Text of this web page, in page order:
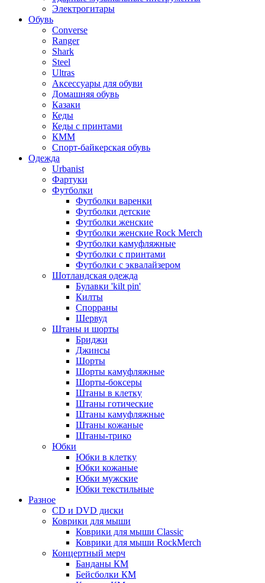
Электрогитары
Обувь
Converse
Ranger
Shark
Steel
Ultras
Аксессуары для обуви
Домашняя обувь
Казаки
Кеды
Кеды с принтами
КММ
Спорт-байкерская обувь
Одежда
Urbanist
Фартуки
Футболки
Футболки варенки
Футболки детские
Футболки женские
Футболки женские Rock Merch
Футболки камуфляжные
Футболки с принтами
Футболки с эквалайзером
Шотландская одежда
Булавки 'kilt pin'
Килты
Спорраны
Шервуд
Штаны и шорты
Бриджи
Джинсы
Шорты
Шорты камуфляжные
Шорты-боксеры
Штаны в клетку
Штаны готические
Штаны камуфляжные
Штаны кожаные
Штаны-трико
Юбки
Юбки в клетку
Юбки кожаные
Юбки мужские
Юбки текстильные
Разное
CD и DVD диски
Коврики для мыши
Коврики для мыши Classic
Коврики для мыши RockMerch
Концертный мерч
Банданы КМ
Бейсболки КМ